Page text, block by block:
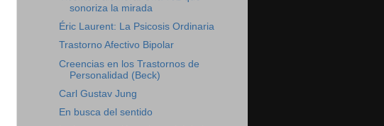
sonoriza la mirada
Éric Laurent: La Psicosis Ordinaria
Trastorno Afectivo Bipolar
Creencias en los Trastornos de
Personalidad (Beck)
Carl Gustav Jung
En busca del sentido